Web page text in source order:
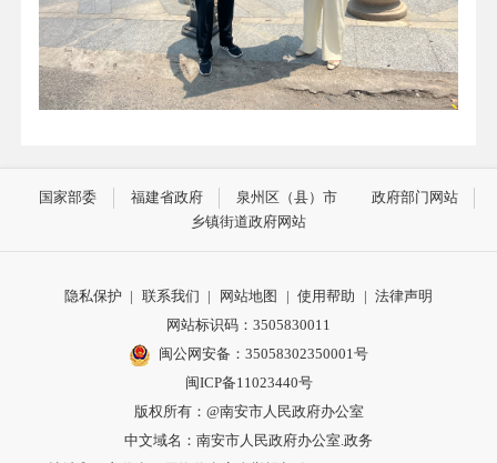
国家部委 福建省政府 泉州区（县）市
政府部门网站
乡镇街道政府网站
隐私保护 | 联系我们 | 网站地图 | 使用帮助 | 法律声明
网站标识码：3505830011
闽公网安备：35058302350001号
闽ICP备11023440号
版权所有：@南安市人民政府办公室
中文域名：南安市人民政府办公室.政务